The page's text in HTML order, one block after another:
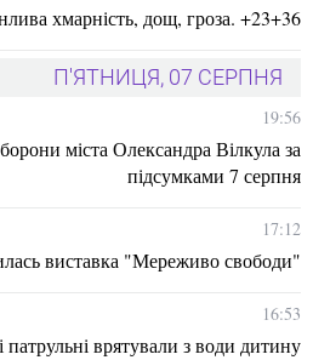
хмарність, дощ, гроза. +23+36
П'ЯТНИЦЯ, 07 СЕРПНЯ
19:56
міста Олександра Вілкула за
підсумками 7 серпня
17:12
виставка "Мереживо свободи"
16:53
врятували з води дитину